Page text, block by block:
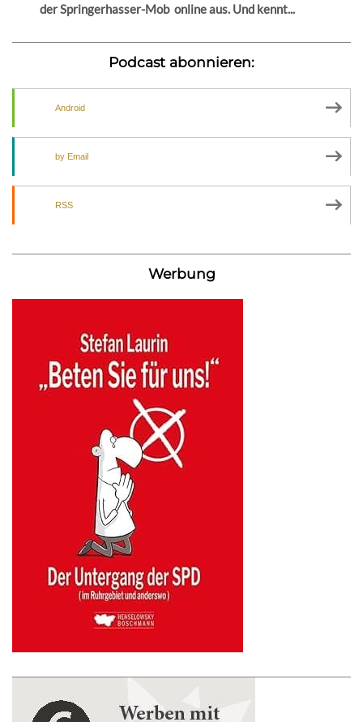
der Springerhasser-Mob online aus. Und kennt...
Podcast abonnieren:
Android
by Email
RSS
Werbung